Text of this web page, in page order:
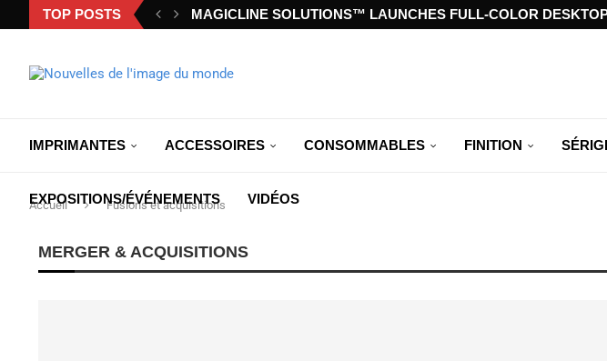
TOP POSTS MAGICLINE SOLUTIONS™ LAUNCHES FULL-COLOR
IMPRIMANTES ACCESSOIRES CONSOMMABLES FINITION
EXPOSITIONS/ÉVÉNEMENTS VIDÉOS
Accueil Fusions et acquisitions
MERGER & ACQUISITIONS